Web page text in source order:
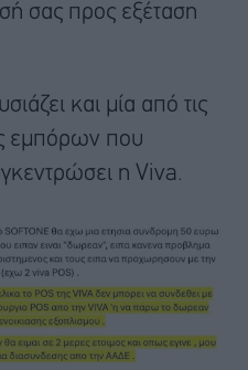
σας προς εξέταση
και μία από τις
εμπόρων που
η Viva.